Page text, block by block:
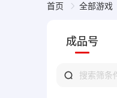
首页 全部游戏
成品号